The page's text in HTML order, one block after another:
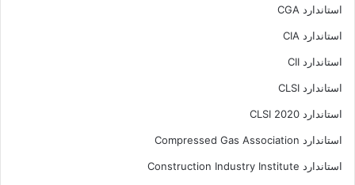
استاندارد CGA
استاندارد CIA
استاندارد CII
استاندارد CLSI
استاندارد CLSI 2020
استاندارد Compressed Gas Association
استاندارد Construction Industry Institute